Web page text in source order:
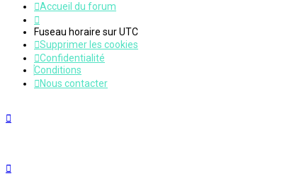
Accueil du forum
Fuseau horaire surUTC
Supprimer les cookies
Confidentialité
Conditions
Nous contacter